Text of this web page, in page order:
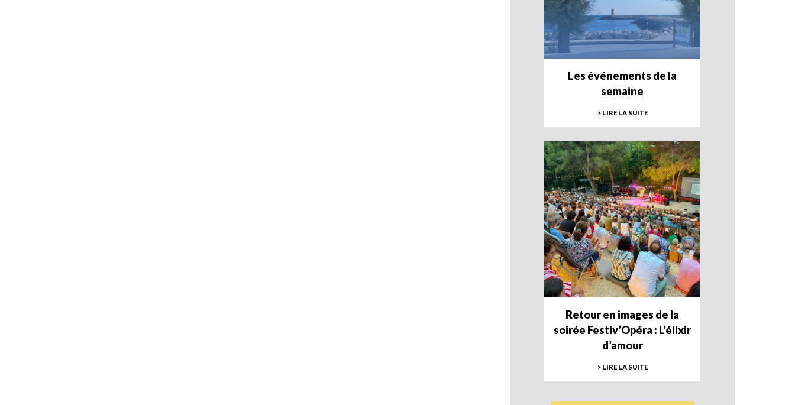
Les événements de la
semaine
> LIRE LA SUITE
Retour en images de la
soirée Festiv’Opéra : L’élixir
d’amour
> LIRE LA SUITE